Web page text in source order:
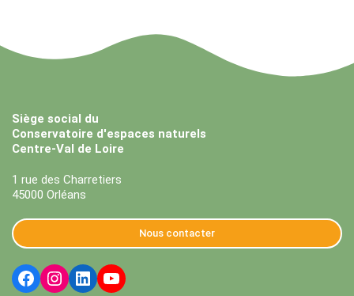
Siège social du
Conservatoire d'espaces naturels
Centre-Val de Loire
1 rue des Charretiers
45000 Orléans
Nous contacter